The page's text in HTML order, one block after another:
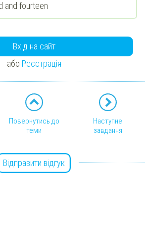
and fourteen
Вхід на сайт
або Реєстрація
Повернутись до
теми
Наступне
завдання
Відправити відгук